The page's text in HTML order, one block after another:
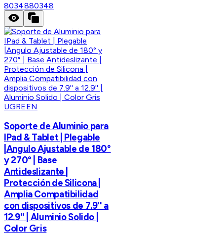
8034880348
UGREEN
Soporte de Aluminio para
IPad & Tablet | Plegable
|Angulo Ajustable de 180°
y 270° | Base
Antideslizante |
Protección de Silicona |
Amplia Compatibilidad
con dispositivos de 7.9'' a
12.9'' | Aluminio Solido |
Color Gris